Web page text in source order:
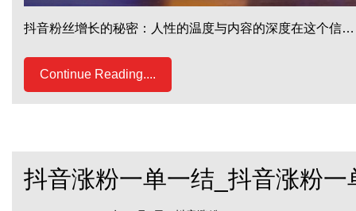
抖音粉丝增长的秘密：人性的温度与内容的深度在这个信…
Continue Reading....
抖音涨粉一单一结_抖音涨粉一